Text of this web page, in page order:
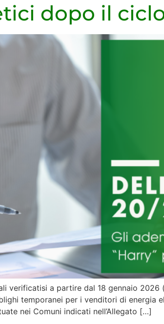
dopo il
verificatisi a partire dal 18 gennaio
temporanei per i venditori di energia
nei Comuni indicati nell’Allegato […]